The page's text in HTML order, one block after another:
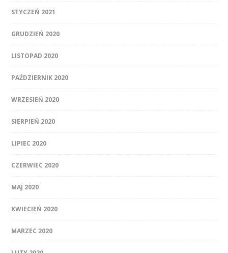
STYCZEŃ 2021
GRUDZIEŃ 2020
LISTOPAD 2020
PAŹDZIERNIK 2020
WRZESIEŃ 2020
SIERPIEŃ 2020
LIPIEC 2020
CZERWIEC 2020
MAJ 2020
KWIECIEŃ 2020
MARZEC 2020